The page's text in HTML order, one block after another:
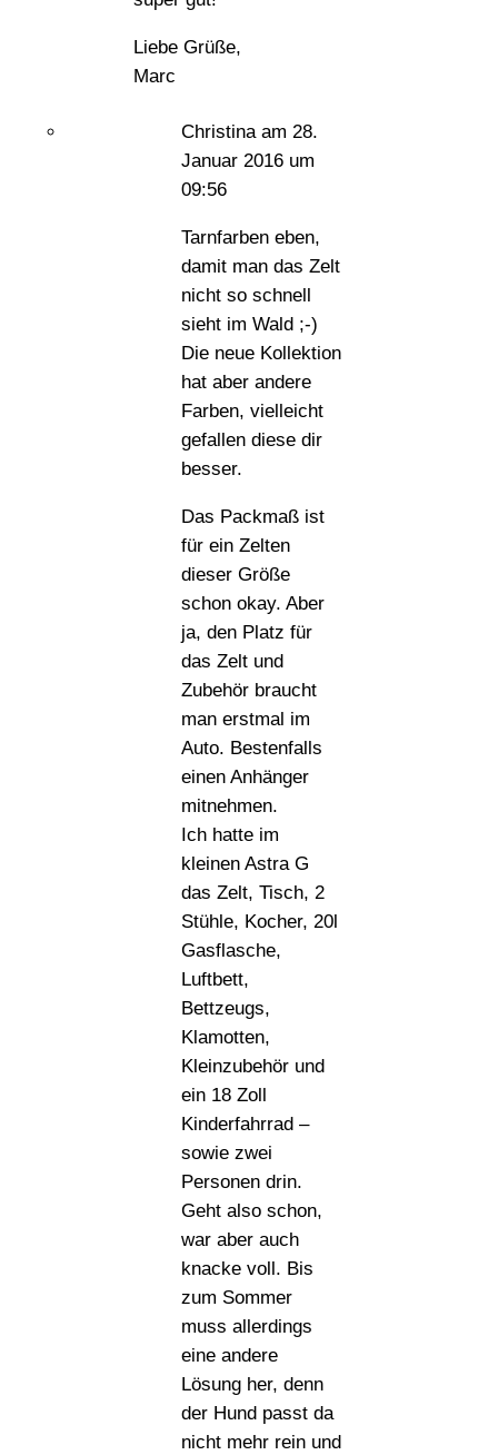
Liebe Grüße,
Marc
Christina am 28.
Januar 2016 um
09:56
Tarnfarben eben,
damit man das Zelt
nicht so schnell
sieht im Wald ;-)
Die neue Kollektion
hat aber andere
Farben, vielleicht
gefallen diese dir
besser.
Das Packmaß ist
für ein Zelten
dieser Größe
schon okay. Aber
ja, den Platz für
das Zelt und
Zubehör braucht
man erstmal im
Auto. Bestenfalls
einen Anhänger
mitnehmen.
Ich hatte im
kleinen Astra G
das Zelt, Tisch, 2
Stühle, Kocher, 20l
Gasflasche,
Luftbett,
Bettzeugs,
Klamotten,
Kleinzubehör und
ein 18 Zoll
Kinderfahrrad –
sowie zwei
Personen drin.
Geht also schon,
war aber auch
knacke voll. Bis
zum Sommer
muss allerdings
eine andere
Lösung her, denn
der Hund passt da
nicht mehr rein und